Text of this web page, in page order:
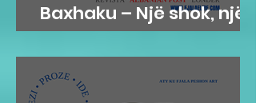
Baxhaku – Një shok, një
mik, një misionar